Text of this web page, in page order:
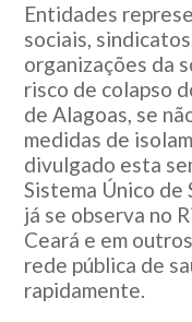
Entidades
sociais,
organizações da
risco de colapso
de Alagoas, se
medidas de
divulgado esta
Sistema Único de
já se observa no
Ceará e em
rede pública de
rapidamente.